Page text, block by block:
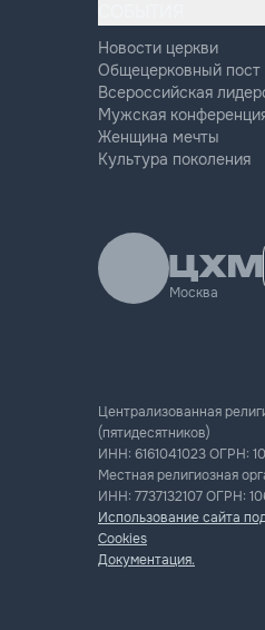
Новости церкви
Общецерковный пост
Всероссийская
Мужская
Женщина мечты
Культура поколения
Москва
Централизованная
(пятидесятников)
ИНН: 6161041023ОГРН:
Местная религиозная
ИНН: 7737132107ОГРН:
Использование сайта
Cookies
Документация.